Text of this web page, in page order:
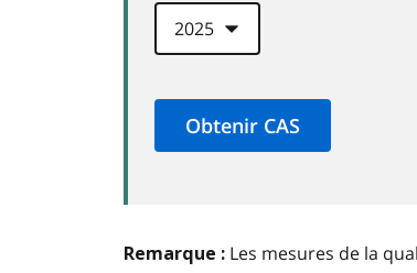
Remarque : Les mesures de la